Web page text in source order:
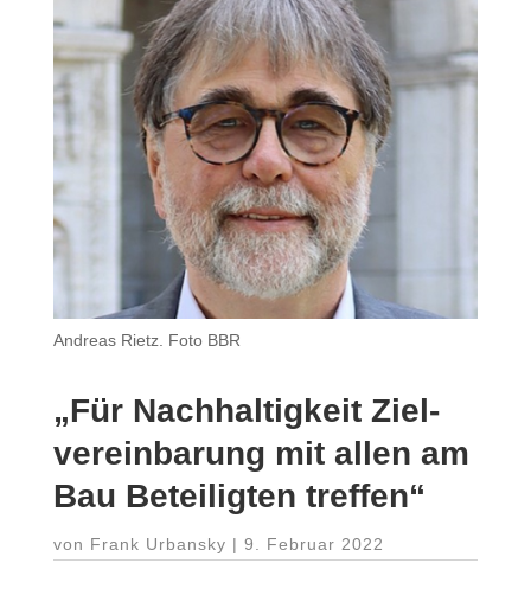
Andreas Rietz. Foto BBR
„Für Nach­hal­tigkeit Ziel­
ver­ein­barung mit allen am
Bau Betei­ligten treffen“
von Frank Urbansky | 9. Februar 2022